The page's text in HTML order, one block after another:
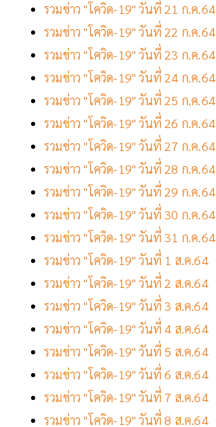
รวมข่าว "โควิด-19" วันที่ 21 ก.ค.64
รวมข่าว "โควิด-19" วันที่ 22 ก.ค.64
รวมข่าว "โควิด-19" วันที่ 23 ก.ค.64
รวมข่าว "โควิด-19" วันที่ 24 ก.ค.64
รวมข่าว "โควิด-19" วันที่ 25 ก.ค.64
รวมข่าว "โควิด-19" วันที่ 26 ก.ค.64
รวมข่าว "โควิด-19" วันที่ 27 ก.ค.64
รวมข่าว "โควิด-19" วันที่ 28 ก.ค.64
รวมข่าว "โควิด-19" วันที่ 29 ก.ค.64
รวมข่าว "โควิด-19" วันที่ 30 ก.ค.64
รวมข่าว "โควิด-19" วันที่ 31 ก.ค.64
รวมข่าว "โควิด-19" วันที่ 1 ส.ค.64
รวมข่าว "โควิด-19" วันที่ 2 ส.ค.64
รวมข่าว "โควิด-19" วันที่ 3 ส.ค.64
รวมข่าว "โควิด-19" วันที่ 4 ส.ค.64
รวมข่าว "โควิด-19" วันที่ 5 ส.ค.64
รวมข่าว "โควิด-19" วันที่ 6 ส.ค.64
รวมข่าว "โควิด-19" วันที่ 7 ส.ค.64
รวมข่าว "โควิด-19" วันที่ 8 ส.ค.64